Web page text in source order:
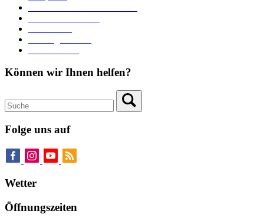
Können wir Ihnen helfen?
Folge uns auf
Wetter
Öffnungszeiten